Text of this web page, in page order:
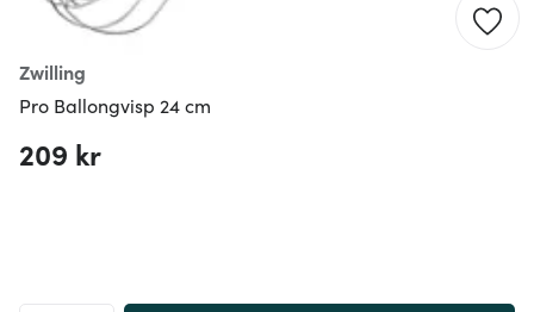
Zwilling
Pro Ballongvisp 24 cm
209 kr